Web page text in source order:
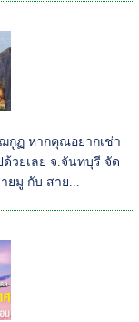
กูฏ หากคุณอยากเช่า
ด้วยเลย จ.จันทบุรี จัด
ยมู กับ สาย...